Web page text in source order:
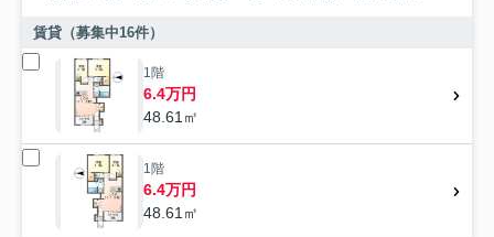
賃貸（募集中16件）
1階
6.4万円
48.61㎡
1階
6.4万円
48.61㎡